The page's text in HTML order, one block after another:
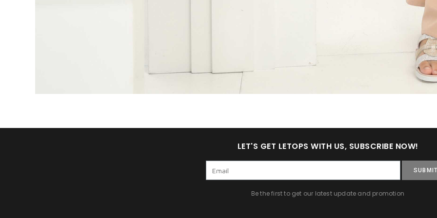
LET'S GET LETOPS WITH US, SUBSCRIBE NOW!
Be the first to get our latest update and promotion